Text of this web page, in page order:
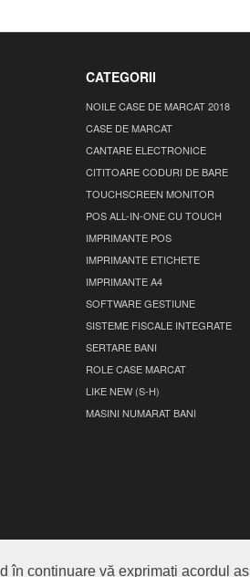
în continuare vă exprimaţi acordul
CATEGORII
NOILE CASE DE MARCAT 2018
CASE DE MARCAT
CANTARE ELECTRONICE
CITITOARE CODURI DE BARE
TOUCHSCREEN MONITOR
POS ALL-IN-ONE CU TOUCH
IMPRIMANTE POS
IMPRIMANTE ETICHETE
IMPRIMANTE A4
SOFTWARE GESTIUNE
SISTEME FISCALE INTEGRATE
SERTARE BANI
ROLE CASE MARCAT
LIKE NEW (S-H)
MASINI NUMARAT BANI